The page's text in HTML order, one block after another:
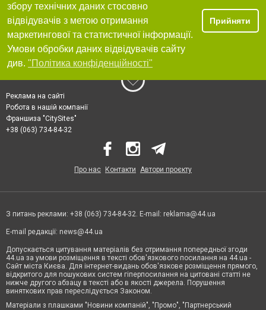
збору технічних даних стосовно
відвідувачів з метою отримання
маркетингової та статистичної інформації.
Умови обробки даних відвідувачів сайту
див. "Політика конфіденційності"
Прийняти
Реклама на сайті
Робота в нашій компанії
Франшиза "CitySites"
+38 (063) 734-84-32
Про нас Контакти Автори проєкту
З питань реклами: +38 (063) 734-84-32. E-mail: reklama@44.ua
E-mail редакції: news@44.ua
Допускається цитування матеріалів без отримання попередньої згоди
44.ua за умови розміщення в тексті обов'язкового посилання на 44.ua -
Сайт міста Києва. Для інтернет-видань обов'язкове розміщення прямого,
відкритого для пошукових систем гіперпосилання на цитовані статті не
нижче другого абзацу в тексті або в якості джерела. Порушення
виняткових прав переслідується Законом.
Матеріали з плашками "Новини компаній", "Промо", "Партнерський